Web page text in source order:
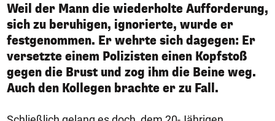
Weil der Mann die wiederholte Aufforderung,
sich zu beruhigen, ignorierte, wurde er
festgenommen. Er wehrte sich dagegen: Er
versetzte einem Polizisten einen Kopfstoß
gegen die Brust und zog ihm die Beine weg.
Auch den Kollegen brachte er zu Fall.